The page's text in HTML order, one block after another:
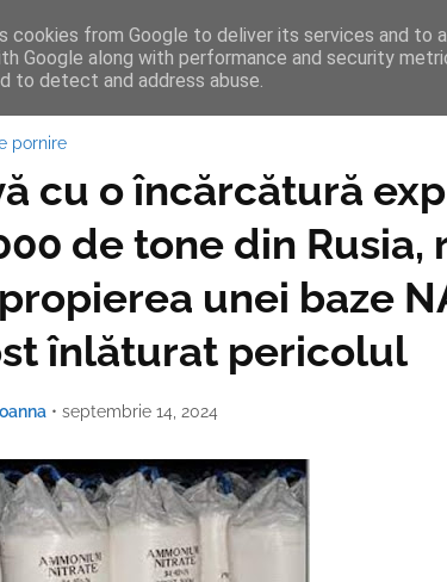
HOME FEATURES BLOGGER
pornire
cu o încărcătură
de tone din Rusia,
unei baze
înlăturat pericolul
• septembrie 14, 2024
cookies from Google to deliver its services and to
Google along with performance and security
to detect and address abuse.